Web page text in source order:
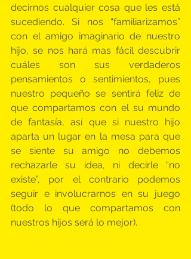
decirnos cualquier cosa que les está
sucediendo. Si nos “familiarizamos”
con el amigo imaginario de nuestro
hijo, se nos hará mas fácil descubrir
cuáles son sus verdaderos
pensamientos o sentimientos, pues
nuestro pequeño se sentirá feliz de
que compartamos con el su mundo
de fantasía, así que si nuestro hijo
aparta un lugar en la mesa para que
se siente su amigo no debemos
rechazarle su idea, ni decirle “no
existe”, por el contrario podemos
seguir e involucrarnos en su juego
(todo lo que compartamos con
nuestros hijos será lo mejor).